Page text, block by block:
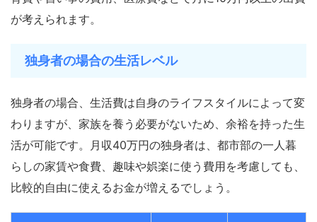
が考えられます。
独身者の場合の生活レベル
独身者の場合、生活費は自身のライフスタイルによって変
わりますが、家族を養う必要がないため、余裕を持った生
活が可能です。月収40万円の独身者は、都市部の一人暮
らしの家賃や食費、趣味や娯楽に使う費用を考慮しても、
比較的自由に使えるお金が増えるでしょう。